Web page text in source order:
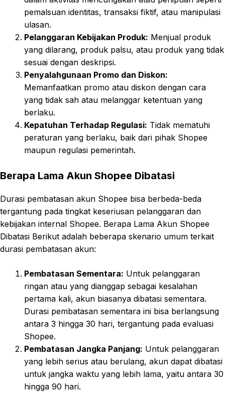
pemalsuan identitas, transaksi fiktif, atau manipulasi
ulasan.
Pelanggaran Kebijakan Produk: Menjual produk
yang dilarang, produk palsu, atau produk yang tidak
sesuai dengan deskripsi.
Penyalahgunaan Promo dan Diskon:
Memanfaatkan promo atau diskon dengan cara
yang tidak sah atau melanggar ketentuan yang
berlaku.
Kepatuhan Terhadap Regulasi: Tidak mematuhi
peraturan yang berlaku, baik dari pihak Shopee
maupun regulasi pemerintah.
Berapa Lama Akun Shopee Dibatasi
Durasi pembatasan akun Shopee bisa berbeda-beda
tergantung pada tingkat keseriusan pelanggaran dan
kebijakan internal Shopee. Berapa Lama Akun Shopee
Dibatasi Berikut adalah beberapa skenario umum terkait
durasi pembatasan akun:
Pembatasan Sementara: Untuk pelanggaran
ringan atau yang dianggap sebagai kesalahan
pertama kali, akun biasanya dibatasi sementara.
Durasi pembatasan sementara ini bisa berlangsung
antara 3 hingga 30 hari, tergantung pada evaluasi
Shopee.
Pembatasan Jangka Panjang: Untuk pelanggaran
yang lebih serius atau berulang, akun dapat dibatasi
untuk jangka waktu yang lebih lama, yaitu antara 30
hingga 90 hari.